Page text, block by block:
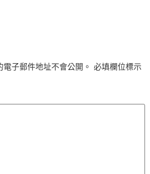
子郵件地址不會公開。 必填欄位標示